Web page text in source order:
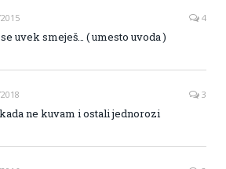
4
uvek smeješ… ( umesto uvoda )
3
ne kuvam i ostali jednorozi